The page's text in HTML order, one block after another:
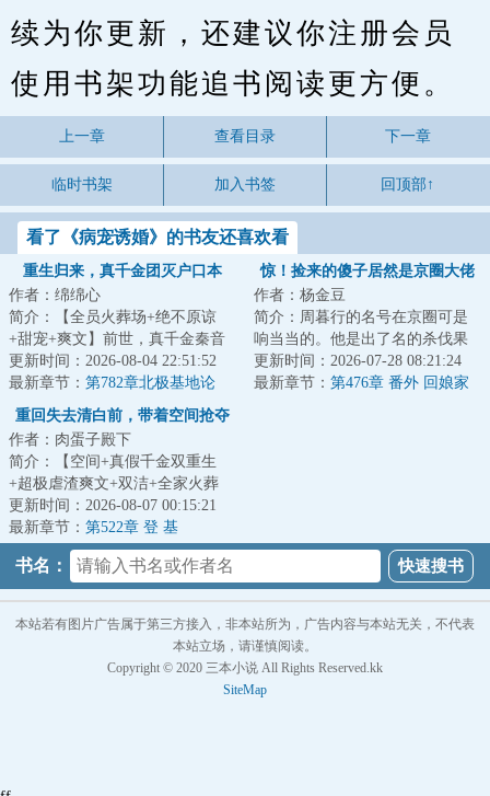
续为你更新，还建议你注册会员
使用书架功能追书阅读更方便。
上一章 查看目录 下一章
临时书架 加入书签 回顶部↑
看了《病宠诱婚》的书友还喜欢看
重生归来，真千金团灭户口本
作者：绵绵心
简介：【全员火葬场+绝不原谅
+甜宠+爽文】前世，真千金秦音
认亲回家后拼命讨好付出，渴求
亲情，临死前全...
更新时间：2026-08-04 22:51:52
最新章节： 第782章北极基地论
坛，崔游安有个人密码
惊！捡来的傻子居然是京圈大佬
作者：杨金豆
简介：周暮行的名号在京圈可是
响当当的。他是出了名的杀伐果
断，腹黑无情，在一众兄弟里
面，优秀到让人望...
更新时间：2026-07-28 08:21:24
最新章节： 第476章 番外 回娘家
重回失去清白前，带着空间抢夺
江山
作者：肉蛋子殿下
简介：【空间+真假千金双重生
+超极虐渣爽文+双洁+全家火葬
场】&lt;br/&gt;【白切黑、貌美绝
伦贵女+禁欲、...
更新时间：2026-08-07 00:15:21
最新章节： 第522章 登 基
书名：
本站若有图片广告属于第三方接入，非本站所为，广告内容与本站无关，不代表
本站立场，请谨慎阅读。
Copyright © 2020 三本小说 All Rights Reserved.kk
SiteMap